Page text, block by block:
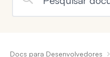
Docs para Desenvolvedores